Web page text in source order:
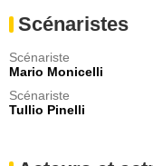
Scénaristes
Scénariste
Mario Monicelli
Scénariste
Tullio Pinelli